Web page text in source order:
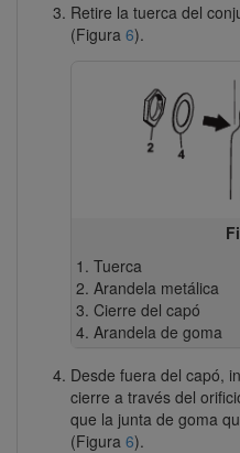
Retire la tuerca del
(Figura 6).
Tuerca
Arandela metálica
Cierre del capó
Arandela de goma
Desde fuera del capó,
cierre a través del
que la junta de goma
(Figura 6).